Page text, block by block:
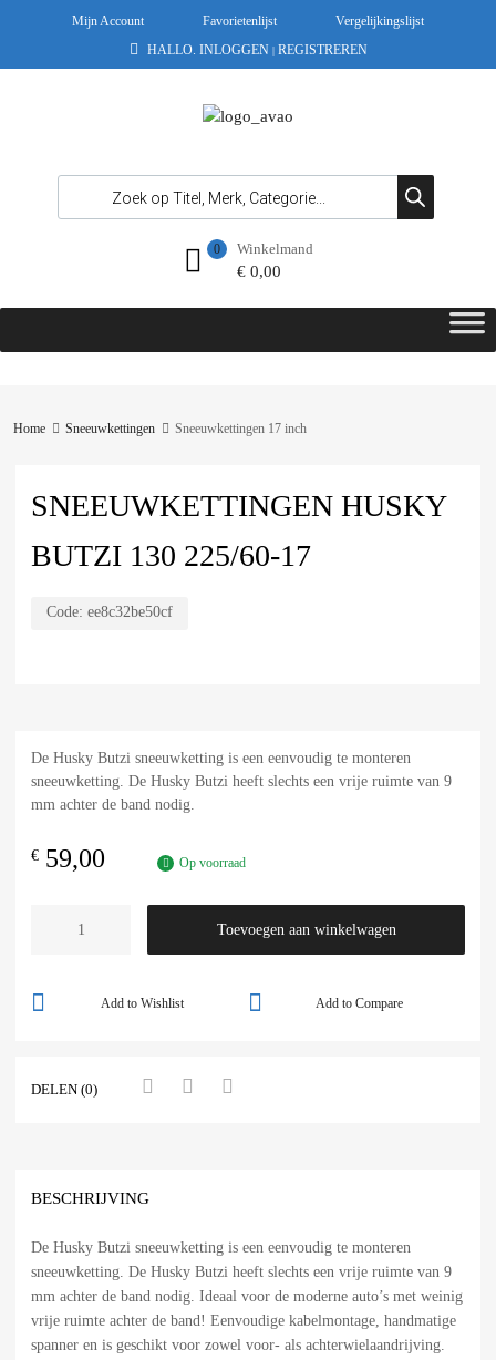
Mijn Account Favorietenlijst
Vergelijkingslijst
HALLO. INLOGGEN | REGISTREREN
Winkelmand
€0,00
0
Home Sneeuwkettingen Sneeuwkettingen 17 inch
SNEEUWKETTINGEN HUSKY
BUTZI 130 225/60-17
Code: ee8c32be50cf
De Husky Butzi sneeuwketting is een eenvoudig te monteren
sneeuwketting. De Husky Butzi heeft slechts een vrije ruimte van 9
mm achter de band nodig.
€ 59,00 Op voorraad
Toevoegen aan winkelwagen
Add to Compare
Add to Wishlist
DELEN (0)
BESCHRIJVING
De Husky Butzi sneeuwketting is een eenvoudig te monteren
sneeuwketting. De Husky Butzi heeft slechts een vrije ruimte van 9
mm achter de band nodig. Ideaal voor de moderne auto’s met weinig
vrije ruimte achter de band! Eenvoudige kabelmontage, handmatige
spanner en is geschikt voor zowel voor- als achterwielaandrijving.